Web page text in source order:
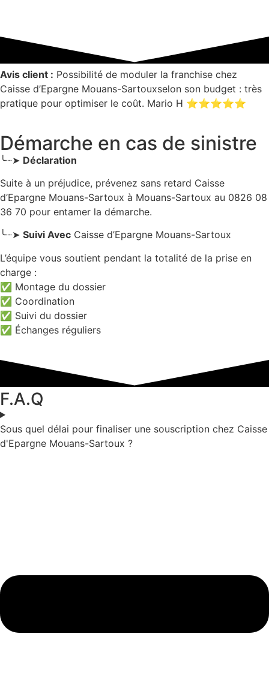
Avis client : Possibilité de moduler la franchise chez
Caisse d’Epargne Mouans-Sartouxselon son budget : très
pratique pour optimiser le coût. Mario H ⭐⭐⭐⭐⭐
Démarche en cas de sinistre
╰┈➤ Déclaration
Suite à un préjudice, prévenez sans retard Caisse
d’Epargne Mouans-Sartoux à Mouans-Sartoux au 0826 08
36 70 pour entamer la démarche.
╰┈➤ Suivi Avec Caisse d’Epargne Mouans-Sartoux
L’équipe vous soutient pendant la totalité de la prise en
charge :
✅ Montage du dossier
✅ Coordination
✅ Suivi du dossier
✅ Échanges réguliers
F.A.Q
Sous quel délai pour finaliser une souscription chez Caisse
d'Epargne Mouans-Sartoux ?